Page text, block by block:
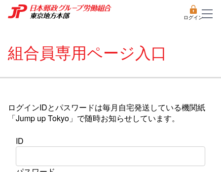
ログイン
組合員専用ページ入口
ログインIDとパスワードは毎月自宅発送している機関紙
「Jump up Tokyo」で随時お知らせしています。
ID